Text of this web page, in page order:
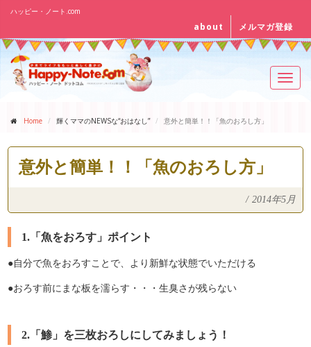
ハッピー・ノート.com
about メルマガ登録
Home 輝くママのNEWSな“おはなし” 意外と簡単！！「魚のおろし方」
意外と簡単！！「魚のおろし方」
/ 2014年5月
1.「魚をおろす」ポイント
●自分で魚をおろすことで、より新鮮な状態でいただける
●おろす前にまな板を濡らす・・・生臭さが残らない
2.「鯵」を三枚おろしにしてみましょう！